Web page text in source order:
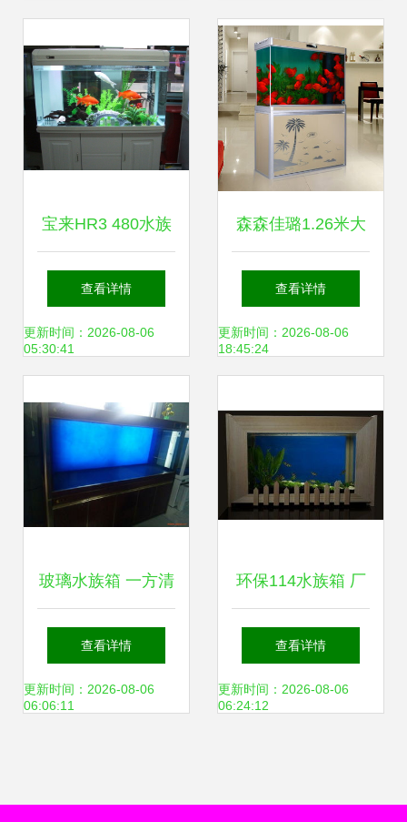
宝来HR3 480水族
箱材质与水浑浊原
因解析
查看详情
更新时间：2026-08-06
05:30:41
森森佳璐1.26米大
型底滤生态缸 家庭
水景的豪华之选
查看详情
更新时间：2026-08-06
18:45:24
玻璃水族箱 一方清
澈的微型海洋
查看详情
更新时间：2026-08-06
06:06:11
环保114水族箱 厂
家直供批发价格解
析与选购指南
查看详情
更新时间：2026-08-06
06:24:12